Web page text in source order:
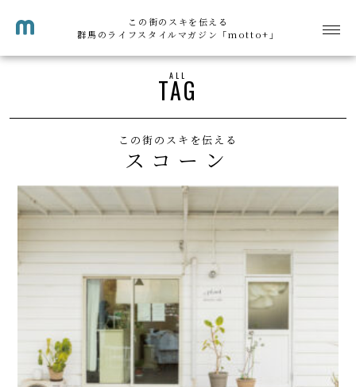
この街のスキを伝える
群馬のライフスタイルマガジン「motto+」
ALL
TAG
この街のスキを伝える
スコーン